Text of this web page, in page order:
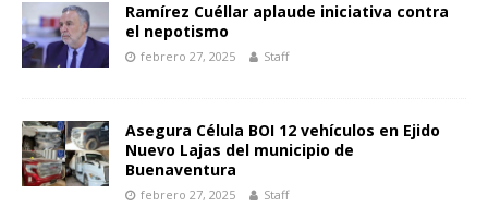
Ramírez Cuéllar aplaude iniciativa contra
el nepotismo
febrero 27, 2025 Staff
Asegura Célula BOI 12 vehículos en Ejido
Nuevo Lajas del municipio de
Buenaventura
febrero 27, 2025 Staff